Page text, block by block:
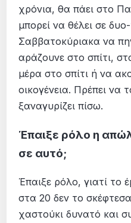
χρόνια, θα πάει στο
μπορεί να θέλει σε
Σαββατοκύριακα να
αράζουνε στο σπίτι,
μέρα στο σπίτι ή να
οικογένεια. Πρέπει να
ξαναγυρίζει πίσω.
Έπαιξε ρόλο η
σε αυτό;
Έπαιξε ρόλο, γιατί το
στα 20 δεν το
χαστούκι δυνατό και